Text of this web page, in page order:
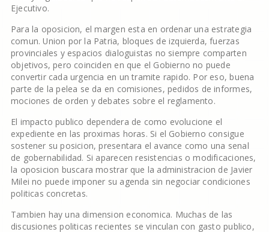
Ejecutivo.
Para la oposicion, el margen esta en ordenar una estrategia
comun. Union por la Patria, bloques de izquierda, fuerzas
provinciales y espacios dialoguistas no siempre comparten
objetivos, pero coinciden en que el Gobierno no puede
convertir cada urgencia en un tramite rapido. Por eso, buena
parte de la pelea se da en comisiones, pedidos de informes,
mociones de orden y debates sobre el reglamento.
El impacto publico dependera de como evolucione el
expediente en las proximas horas. Si el Gobierno consigue
sostener su posicion, presentara el avance como una senal
de gobernabilidad. Si aparecen resistencias o modificaciones,
la oposicion buscara mostrar que la administracion de Javier
Milei no puede imponer su agenda sin negociar condiciones
politicas concretas.
Tambien hay una dimension economica. Muchas de las
discusiones politicas recientes se vinculan con gasto publico,